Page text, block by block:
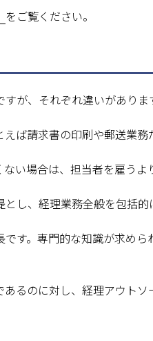
をご覧ください。
が、それぞれ違いがありま
ば請求書の印刷や郵送業務
い場合は、担当者を雇うよ
し、経理業務全般を包括的
す。専門的な知識が求め
るのに対し、経理アウト